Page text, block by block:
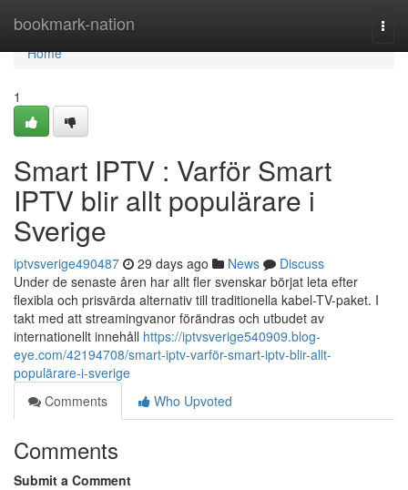
bookmark-nation
Home
Home
1
Smart IPTV : Varför Smart
IPTV blir allt populärare i
Sverige
iptvsverige490487 29 days ago News
Discuss
Under de senaste åren har allt fler svenskar börjat leta efter
flexibla och prisvärda alternativ till traditionella kabel-TV-paket. I
takt med att streamingvanor förändras och utbudet av
internationellt innehåll https://iptvsverige540909.blog-
eye.com/42194708/smart-iptv-varför-smart-iptv-blir-allt-
populärare-i-sverige
Comments
Who Upvoted
Comments
Submit a Comment